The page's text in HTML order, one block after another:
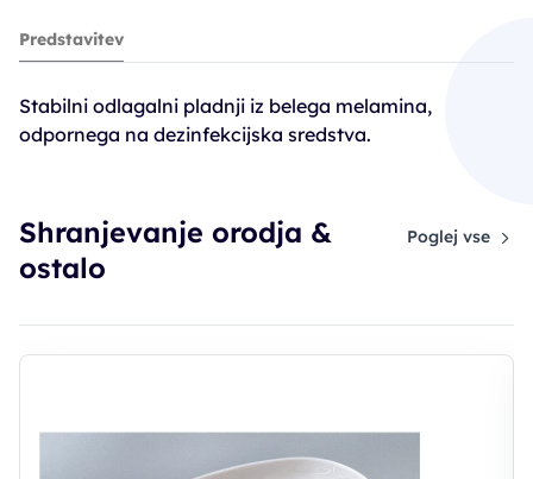
Ruck pladenj - odlagalni
14,90€
Predstavitev
Stabilni odlagalni pladnji iz belega melamina,
odpornega na dezinfekcijska sredstva.
Shranjevanje orodja &
ostalo
Poglej vse